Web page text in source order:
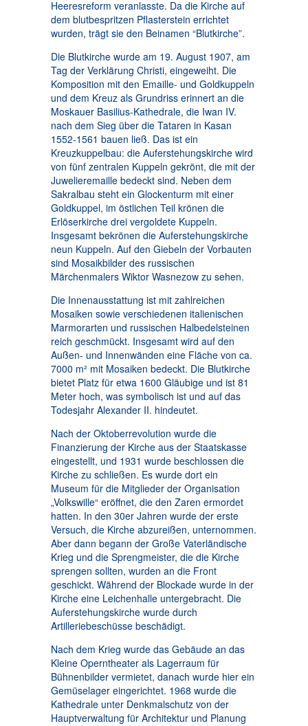
Heeresreform veranlasste. Da die Kirche auf
dem blutbespritzen Pflasterstein errichtet
wurden, trägt sie den Beinamen “Blutkirche”.
Die Blutkirche wurde am 19. August 1907, am
Tag der Verklärung Christi, eingeweiht. Die
Komposition mit den Emaille- und Goldkuppeln
und dem Kreuz als Grundriss erinnert an die
Moskauer Basilius-Kathedrale, die Iwan IV.
nach dem Sieg über die Tataren in Kasan
1552-1561 bauen ließ. Das ist ein
Kreuzkuppelbau: die Auferstehungskirche wird
von fünf zentralen Kuppeln gekrönt, die mit der
Juwelieremaille bedeckt sind. Neben dem
Sakralbau steht ein Glockenturm mit einer
Goldkuppel, im östlichen Teil krönen die
Erlöserkirche drei vergoldete Kuppeln.
Insgesamt bekrönen die Auferstehungskirche
neun Kuppeln. Auf den Giebeln der Vorbauten
sind Mosaikbilder des russischen
Märchenmalers Wiktor Wasnezow zu sehen.
Die Innenausstattung ist mit zahlreichen
Mosaiken sowie verschiedenen italienischen
Marmorarten und russischen Halbedelsteinen
reich geschmückt. Insgesamt wird auf den
Außen- und Innenwänden eine Fläche von ca.
7000 m² mit Mosaiken bedeckt. Die Blutkirche
bietet Platz für etwa 1600 Gläubige und ist 81
Meter hoch, was symbolisch ist und auf das
Todesjahr Alexander II. hindeutet.
Nach der Oktoberrevolution wurde die
Finanzierung der Kirche aus der Staatskasse
eingestellt, und 1931 wurde beschlossen die
Kirche zu schließen. Es wurde dort ein
Museum für die Mitglieder der Organisation
„Volkswille“ eröffnet, die den Zaren ermordet
hatten. In den 30er Jahren wurde der erste
Versuch, die Kirche abzureißen, unternommen.
Aber dann begann der Große Vaterländische
Krieg und die Sprengmeister, die die Kirche
sprengen sollten, wurden an die Front
geschickt. Während der Blockade wurde in der
Kirche eine Leichenhalle untergebracht. Die
Auferstehungskirche wurde durch
Artilleriebeschüsse beschädigt.
Nach dem Krieg wurde das Gebäude an das
Kleine Operntheater als Lagerraum für
Bühnenbilder vermietet, danach wurde hier ein
Gemüselager eingerichtet. 1968 wurde die
Kathedrale unter Denkmalschutz von der
Hauptverwaltung für Architektur und Planung